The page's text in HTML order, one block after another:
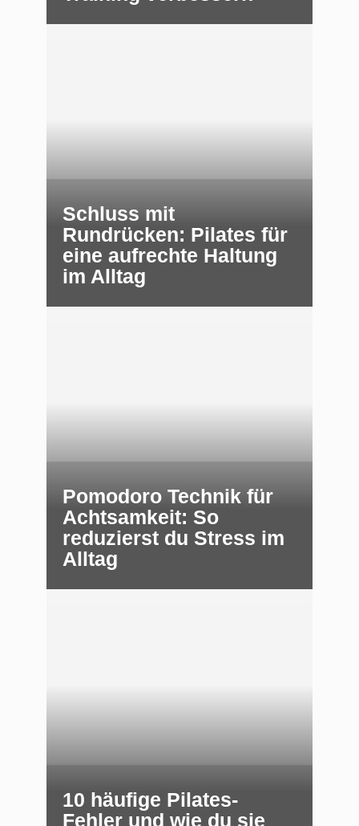
Schluss mit
Rundrücken: Pilates für
eine aufrechte Haltung
im Alltag
Pomodoro Technik für
Achtsamkeit: So
reduzierst du Stress im
Alltag
10 häufige Pilates-
Fehler und wie du sie